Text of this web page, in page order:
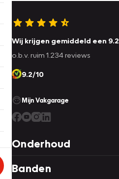
Wij krijgen gemiddeld een 9.2
o.b.v. ruim 1.234 reviews
9.2/10
Mijn Vakgarage
Onderhoud
Banden